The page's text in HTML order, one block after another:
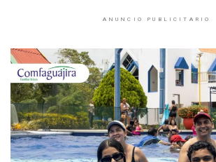
ANUNCIO PUBLICITARIO